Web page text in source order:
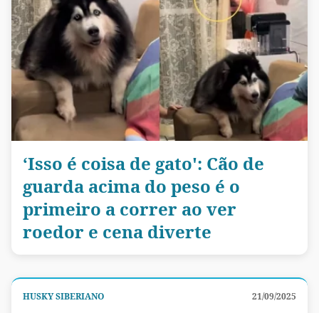
‘Isso é coisa de gato': Cão de
guarda acima do peso é o
primeiro a correr ao ver
roedor e cena diverte
HUSKY SIBERIANO 21/09/2025